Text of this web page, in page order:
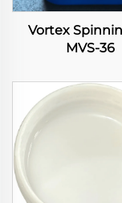
Vortex
MVS-36